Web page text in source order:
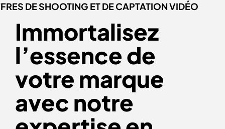
DE SHOOTING ET DE CAPTATION VIDÉO
Immortalisez
l’essence de
votre marque
avec notre